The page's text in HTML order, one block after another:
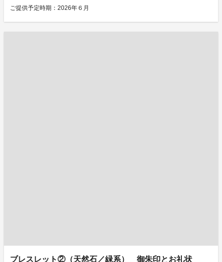
ご提供予定時期：2026年６月
ブレスレット②（天然石／緑系） 御朱印とお礼状